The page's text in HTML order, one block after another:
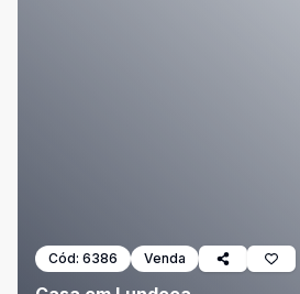
Cód: 6386 Venda